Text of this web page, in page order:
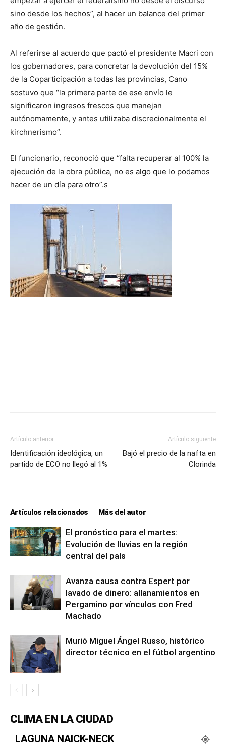
sino desde los hechos”, al hacer un balance del primer
año de gestión.
Al referirse al acuer­do que pactó el pre­sidente Macri con
los gobernadores, para concretar la devolu­ción del 15%
de la Co­participación a todas las provincias, Cano
sostuvo que “la prime­ra parte de ese envío le
significaron ingresos frescos que manejan
autónomamente, y an­tes utilizaba discrecio­nalmente el
kirchne­rismo”.
El funcionario, reco­noció que “falta recu­perar al 100% la
ejecu­ción de la obra pública, no es algo que lo po­damos
hacer de un día para otro”.s
Artículo anterior
Identificación ideológica, un
partido de ECO no llegó al 1%
Artículo siguiente
Bajó el precio de la nafta en
Clorinda
Artículos relacionados Más del autor
El pronóstico para el martes:
Evolución de lluvias en la región
central del país
Avanza causa contra Espert por
lavado de dinero: allanamientos en
Pergamino por vínculos con Fred
Machado
Murió Miguel Ángel Russo, histórico
director técnico en el fútbol argentino
CLIMA EN LA CIUDAD
LAGUNA NAICK-NECK